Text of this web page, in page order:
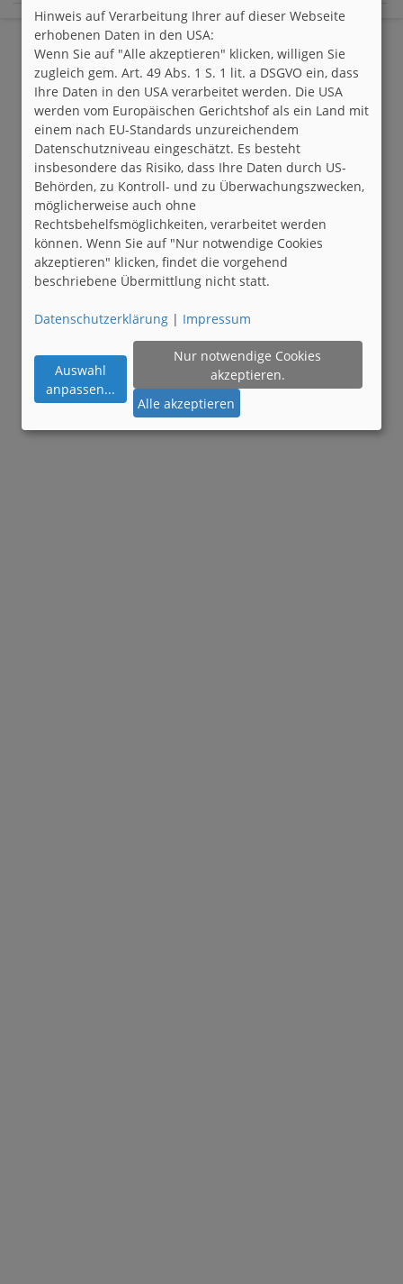
Hinweis auf Verarbeitung Ihrer auf dieser Webseite
erhobenen Daten in den USA:
Wenn Sie auf "Alle akzeptieren" klicken, willigen Sie
zugleich gem. Art. 49 Abs. 1 S. 1 lit. a DSGVO ein, dass
Ihre Daten in den USA verarbeitet werden. Die USA
werden vom Europäischen Gerichtshof als ein Land mit
einem nach EU-Standards unzureichendem
Datenschutzniveau eingeschätzt. Es besteht
insbesondere das Risiko, dass Ihre Daten durch US-
Behörden, zu Kontroll- und zu Überwachungszwecken,
möglicherweise auch ohne
Rechtsbehelfsmöglichkeiten, verarbeitet werden
können. Wenn Sie auf "Nur notwendige Cookies
akzeptieren" klicken, findet die vorgehend
beschriebene Übermittlung nicht statt.
Datenschutzerklärung | Impressum
Auswahl
anpassen...
Nur notwendige Cookies
akzeptieren.
Alle akzeptieren